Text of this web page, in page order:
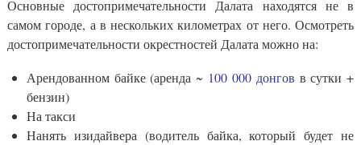
Основные достопримечательности Далата находятся не в
самом городе, а в нескольких километрах от него. Осмотреть
достопримечательности окрестностей Далата можно на:
Арендованном байке (аренда ~ 100 000 донгов в сутки +
бензин)
На такси
Нанять изидайвера (водитель байка, который будет не